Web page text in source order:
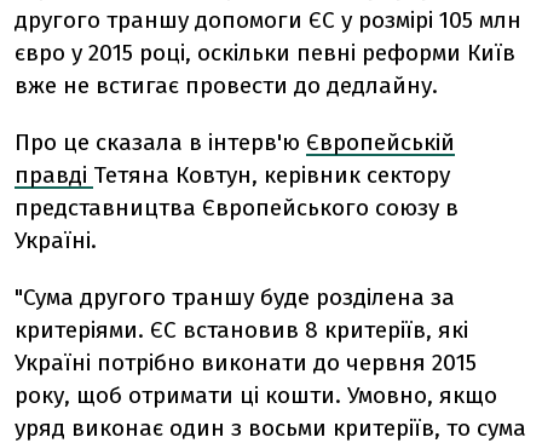
другого траншу допомоги ЄС у розмірі 105 млн
євро у 2015 році, оскільки певні реформи Київ
вже не встигає провести до дедлайну.
Про це сказала в інтерв'ю Європейській
правді Тетяна Ковтун, керівник сектору
представництва Європейського союзу в
Україні.
"Сума другого траншу буде розділена за
критеріями. ЄС встановив 8 критеріїв, які
Україні потрібно виконати до червня 2015
року, щоб отримати ці кошти. Умовно, якщо
уряд виконає один з восьми критеріїв, то сума